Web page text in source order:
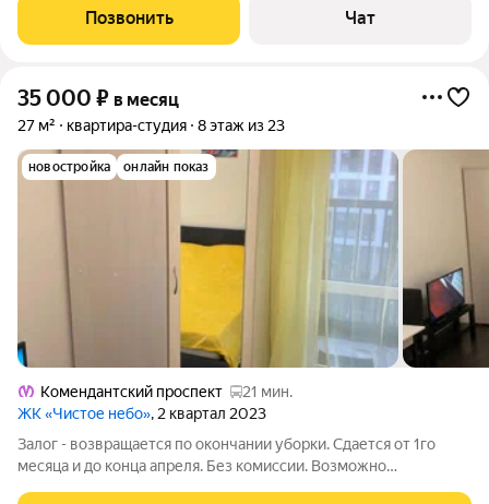
стол -трансформер, обеденный стол. Для 1 человека или пары.
Можно с
Позвонить Чат
35 000 ₽ в месяц
27 м² квартира-студия 8 этаж из 23
новостройка онлайн показ
Комендантский проспект
21 мин.
ЖК «Чистое небо», 2 квартал 2023
Залог - возвращается по окончании уборки. Сдается от 1го
месяца и до конца апреля. Без комиссии. Возможно